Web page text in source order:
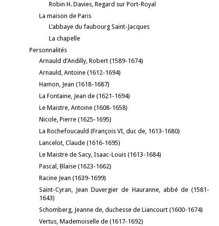
Robin H. Davies, Regard sur Port-Royal
La maison de Paris
L’abbaye du faubourg Saint-Jacques
La chapelle
Personnalités
Arnauld d’Andilly, Robert (1589-1674)
Arnauld, Antoine (1612-1694)
Hamon, Jean (1618-1687)
La Fontaine, Jean de (1621-1694)
Le Maistre, Antoine (1608-1658)
Nicole, Pierre (1625-1695)
La Rochefoucauld (François VI, duc de, 1613-1680)
Lancelot, Claude (1616-1695)
Le Maistre de Sacy, Isaac-Louis (1613-1684)
Pascal, Blaise (1623-1662)
Racine Jean (1639-1699)
Saint-Cyran, Jean Duvergier de Hauranne, abbé de (1581-
1643)
Schomberg, Jeanne de, duchesse de Liancourt (1600-1674)
Vertus, Mademoiselle de (1617-1692)